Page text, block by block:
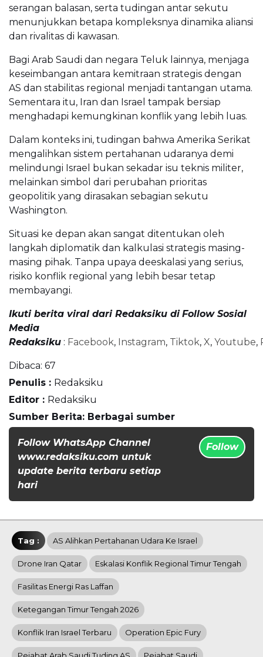
serangan balasan, serta tudingan antar sekutu
menunjukkan betapa kompleksnya dinamika aliansi
dan rivalitas di kawasan.
Bagi Arab Saudi dan negara Teluk lainnya, menjaga
keseimbangan antara kemitraan strategis dengan
AS dan stabilitas regional menjadi tantangan utama.
Sementara itu, Iran dan Israel tampak bersiap
menghadapi kemungkinan konflik yang lebih luas.
Dalam konteks ini, tudingan bahwa Amerika Serikat
mengalihkan sistem pertahanan udaranya demi
melindungi Israel bukan sekadar isu teknis militer,
melainkan simbol dari perubahan prioritas
geopolitik yang dirasakan sebagian sekutu
Washington.
Situasi ke depan akan sangat ditentukan oleh
langkah diplomatik dan kalkulasi strategis masing-
masing pihak. Tanpa upaya deeskalasi yang serius,
risiko konflik regional yang lebih besar tetap
membayangi.
Ikuti berita viral dari Redaksiku di Follow Sosial
Media
Redaksiku : Facebook, Instagram, Tiktok, X, Youtube,
Dibaca: 67
Penulis : Redaksiku
Editor : Redaksiku
Sumber Berita: Berbagai sumber
Follow WhatsApp Channel
www.redaksiku.com untuk
update berita terbaru setiap
hari
Follow
Tag : AS Alihkan Pertahanan Udara Ke Israel
Drone Iran Qatar Eskalasi Konflik Regional Timur Tengah
Fasilitas Energi Ras Laffan
Ketegangan Timur Tengah 2026
Konflik Iran Israel Terbaru Operation Epic Fury
Pejabat Arab Saudi Tuding AS Pejabat Saudi